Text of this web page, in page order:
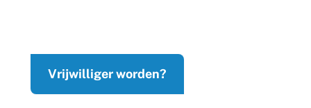
Vrijwilliger worden?